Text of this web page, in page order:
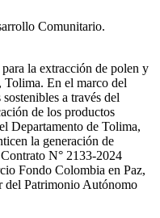
Comunitario.
la extracción de polen y
En el marco del
a través del
de los productos
Departamento de Tolima,
la generación de
N° 2133-2024
Fondo Colombia en Paz,
del Patrimonio Autónomo